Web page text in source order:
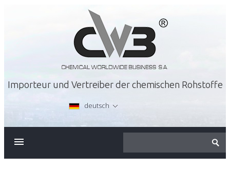
Importeur und Vertreiber der chemischen Rohstoffe
deutsch